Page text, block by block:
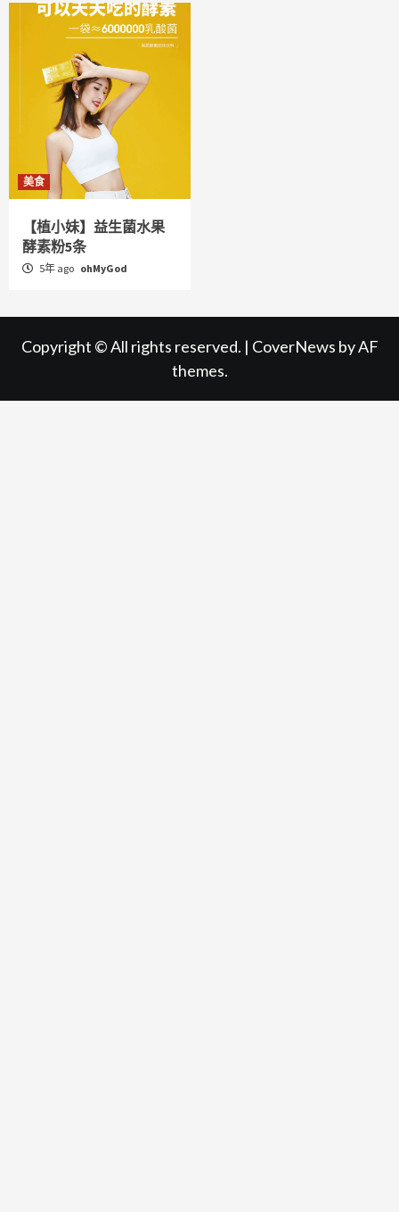
美食
【植小妹】益生菌水果
酵素粉5条
5年 ago ohMyGod
Copyright © All rights reserved. | CoverNews by AF
themes.